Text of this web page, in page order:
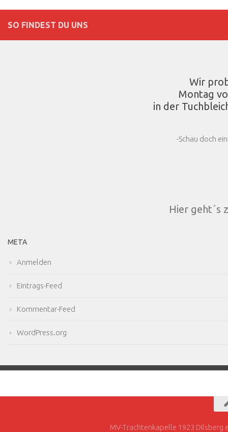
SO FINDEST DU UNS
Wir
Montag
in der
-Schau doch
Hier geht´s
META
Anmelden
Eintrags-Feed
Kommentar-Feed
WordPress.org
MV-Trachtenkapelle 1923 Dilsberg